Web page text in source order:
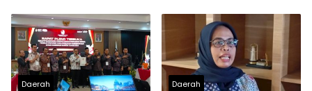
Hukum
Daerah Daerah